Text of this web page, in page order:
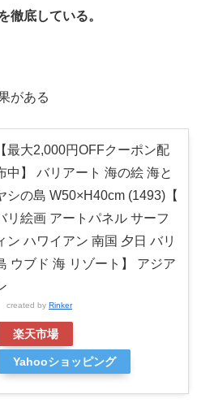
徹底している。
がある
【最大2,000円OFFクーポン配
中】 バリアート 海の絵 海と
シの島 W50×H40cm (1493)【
リ絵画 アートパネル サーフ
ン ハワイアン 南国 夕日 バリ
ウブド 海 リゾート】 アジア
created by Rinker
楽天市場
Yahooショッピング